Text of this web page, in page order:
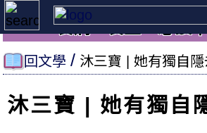
養病、養生，必讀
回文學 沐三寶 | 她有獨自
沐三寶 | 她有獨自